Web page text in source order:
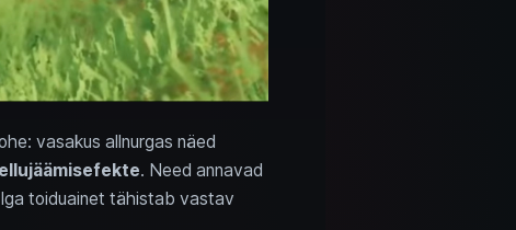
vasakus allnurgas näed
. Need annavad
toiduainet tähistab vastav